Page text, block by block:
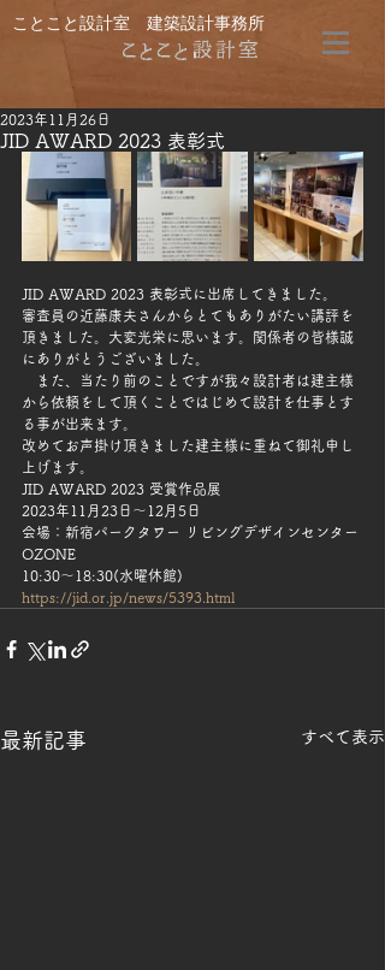
ことこと設計室 建築設計事務所
JID AWARD 2023 表彰式
2023年11月26日
JID AWARD 2023 表彰式に出席してきました。
審査員の近藤康夫さんからとてもありがたい講評を
頂きました。大変光栄に思います。関係者の皆様誠
にありがとうございました。
また、当たり前のことですが我々設計者は建主様
から依頼をして頂くことではじめて設計を仕事とす
る事が出来ます。
改めてお声掛け頂きました建主様に重ねて御礼申し
上げます。
JID AWARD 2023 受賞作品展
2023年11月23日〜12月5日
会場：新宿パークタワー リビングデザインセンター
OZONE
10:30〜18:30(水曜休館)
https://jid.or.jp/news/5393.html
最新記事 すべて表示